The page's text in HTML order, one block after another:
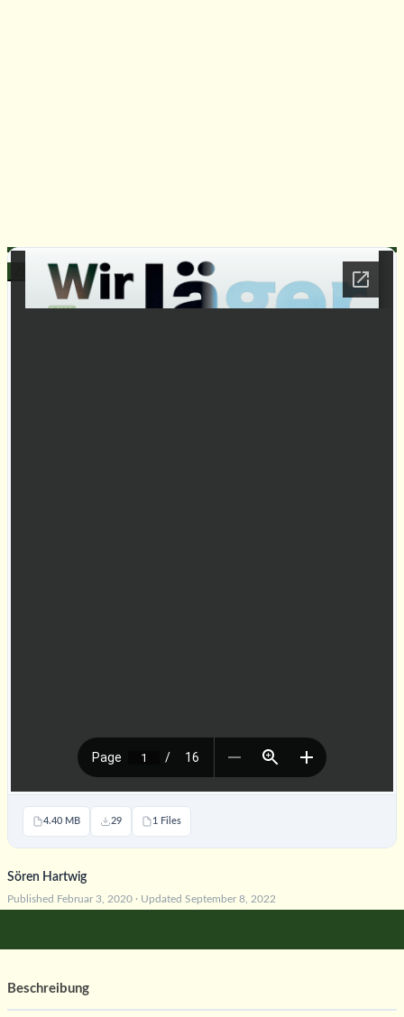
4.40 MB 29 1 Files
Sören Hartwig
Published Februar 3, 2020 · Updated September 8, 2022
Beschreibung